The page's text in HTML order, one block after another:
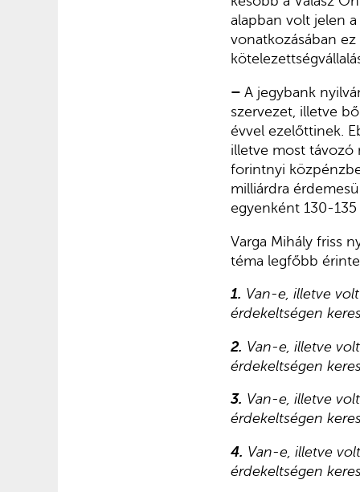
alapban volt jelen
vonatkozásában
– A jegybank
szervezet, illetve
évvel ezelőttinek.
illetve most távozó
forintnyi
milliárdra
egyenként 130-
Varga Mihály friss
téma legfőbb
1. Van-e, illetve
érdekeltségen
2. Van-e, illetve
érdekeltségen
3. Van-e, illetve
érdekeltségen
4. Van-e, illetve
érdekeltségen